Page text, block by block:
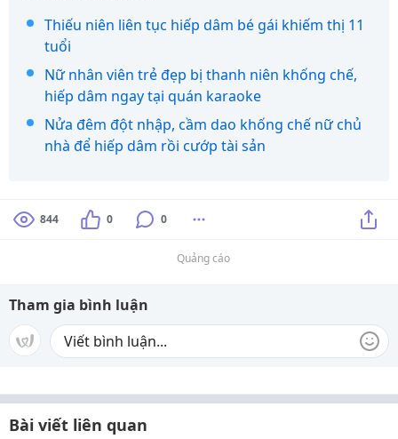
Thiếu niên liên tục hiếp dâm bé gái khiếm thị 11
tuổi
Nữ nhân viên trẻ đẹp bị thanh niên khống chế,
hiếp dâm ngay tại quán karaoke
Nửa đêm đột nhập, cầm dao khống chế nữ chủ
nhà để hiếp dâm rồi cướp tài sản
844 0 0
Quảng cáo
Tham gia bình luận
Bài viết liên quan